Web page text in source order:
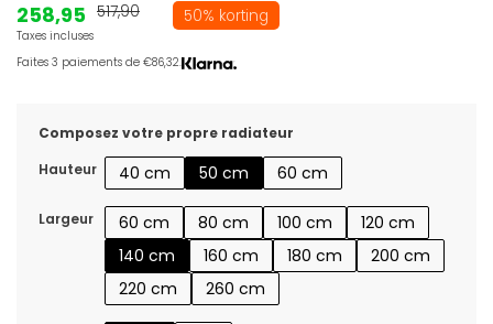
258,95
Taxes incluses
517,90 50% korting
Faites 3 paiements de €86,32.
Composez votre propre radiateur
Hauteur
40 cm 50 cm 60 cm
Largeur 60 cm 80 cm 100 cm
120 cm
140 cm
160 cm 180 cm
200 cm
220 cm
260 cm